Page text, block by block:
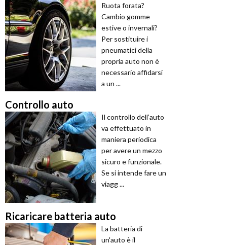
Ruota forata?
Cambio gomme
estive o invernali?
Per sostituire i
pneumatici della
propria auto non è
necessario affidarsi
a un ...
Controllo auto
Il controllo dell’auto
va effettuato in
maniera periodica
per avere un mezzo
sicuro e funzionale.
Se si intende fare un
viagg ...
Ricaricare batteria auto
La batteria di
un'auto è il